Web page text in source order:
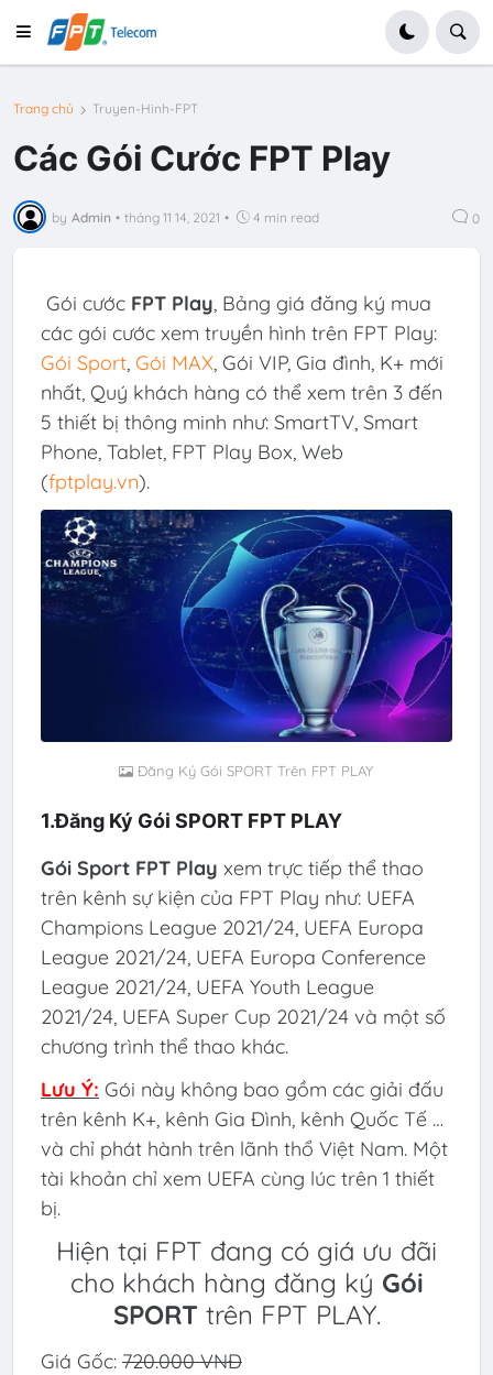
Trang chủ Truyen-Hinh-FPT
Các Gói Cước FPT Play
by Admin • tháng 11 14, 2021 • 4 min read 0
Gói cước FPT Play, Bảng giá đăng ký mua
các gói cước xem truyền hình trên FPT Play:
Gói Sport, Gói MAX, Gói VIP, Gia đình, K+ mới
nhất, Quý khách hàng có thể xem trên 3 đến
5 thiết bị thông minh như: SmartTV, Smart
Phone, Tablet, FPT Play Box, Web
(fptplay.vn).
Đăng Ký Gói SPORT Trên FPT PLAY
1.Đăng Ký Gói SPORT FPT PLAY
Gói Sport FPT Play xem trực tiếp thể thao
trên kênh sự kiện của FPT Play như: UEFA
Champions League 2021/24, UEFA Europa
League 2021/24, UEFA Europa Conference
League 2021/24, UEFA Youth League
2021/24, UEFA Super Cup 2021/24 và một số
chương trình thể thao khác.
Lưu Ý: Gói này không bao gồm các giải đấu
trên kênh K+, kênh Gia Đình, kênh Quốc Tế …
và chỉ phát hành trên lãnh thổ Việt Nam. Một
tài khoản chỉ xem UEFA cùng lúc trên 1 thiết
bị.
Hiện tại FPT đang có giá ưu đãi
cho khách hàng đăng ký Gói
SPORTtrên FPT PLAY.
Giá Gốc: 720.000 VNĐ